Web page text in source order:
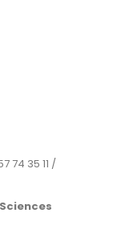
74 35 11 /